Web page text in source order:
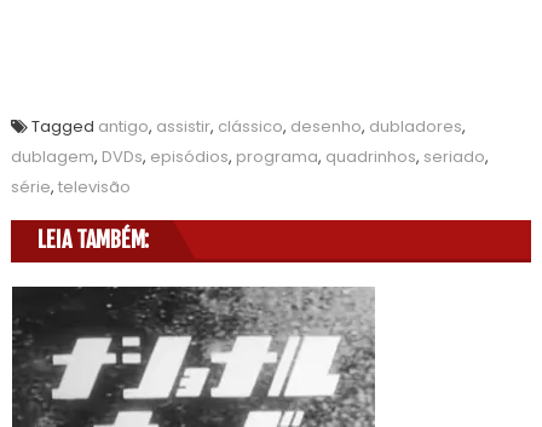
Tagged antigo, assistir, clássico, desenho, dubladores,
dublagem, DVDs, episódios, programa, quadrinhos, seriado,
série, televisão
LEIA TAMBÉM: